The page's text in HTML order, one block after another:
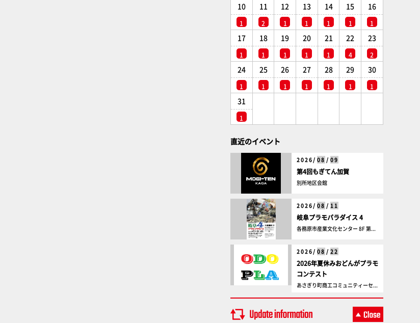
10
1
11
2
12
1
13
1
14
1
15
1
16
1
17
1
18
1
19
1
20
1
21
1
22
4
23
2
24
1
25
1
26
1
27
1
28
1
29
1
30
1
31
1
直近のイベント
2026/ 08 / 09
第4回もぎてん加賀
別所地区会館
2026/ 08 / 11
岐阜プラモパラダイス 4
各務原市産業文化センター 8F 第...
2026/ 08 / 22
2026年夏休みおどんがプラモ
コンテスト
あさぎり町商工コミュニティーセ...